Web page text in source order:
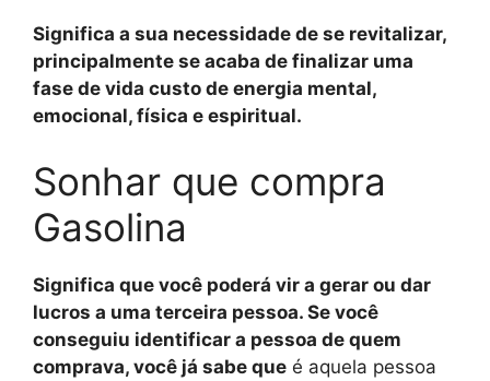
Significa a sua necessidade de se revitalizar,
principalmente se acaba de finalizar uma
fase de vida custo de energia mental,
emocional, física e espiritual.
Sonhar que compra
Gasolina
Significa que você poderá vir a gerar ou dar
lucros a uma terceira pessoa. Se você
conseguiu identificar a pessoa de quem
comprava, você já sabe que é aquela pessoa